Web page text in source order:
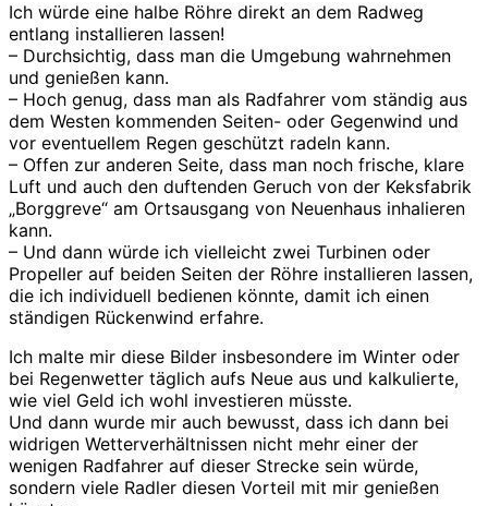
Ich würde eine halbe Röhre direkt an dem Radweg
entlang installieren lassen!
– Durchsichtig, dass man die Umgebung wahrnehmen
und genießen kann.
– Hoch genug, dass man als Radfahrer vom ständig aus
dem Westen kommenden Seiten- oder Gegenwind und
vor eventuellem Regen geschützt radeln kann.
– Offen zur anderen Seite, dass man noch frische, klare
Luft und auch den duftenden Geruch von der Keksfabrik
„Borggreve“ am Ortsausgang von Neuenhaus inhalieren
kann.
– Und dann würde ich vielleicht zwei Turbinen oder
Propeller auf beiden Seiten der Röhre installieren lassen,
die ich individuell bedienen könnte, damit ich einen
ständigen Rückenwind erfahre.
Ich malte mir diese Bilder insbesondere im Winter oder
bei Regenwetter täglich aufs Neue aus und kalkulierte,
wie viel Geld ich wohl investieren müsste.
Und dann wurde mir auch bewusst, dass ich dann bei
widrigen Wetterverhältnissen nicht mehr einer der
wenigen Radfahrer auf dieser Strecke sein würde,
sondern viele Radler diesen Vorteil mit mir genießen